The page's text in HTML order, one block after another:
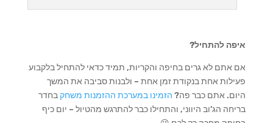
איפה להתחיל?
אם אתם לא גרים בחיפה והקריות, תמיד כדאי להתחיל בלקבוע
פעילות אחת בנקודת זמן אחת – ולבנות סביבה את המשך
היום. אתם כבר פה? הזמינו במערכת ההזמנות משחקבחדר
בריחה הג’וב היווני, והתחילו כבר להתרגש מהטיול – יום כיף